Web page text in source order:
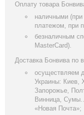
Оплату товара
наличными
платежом, при
безналичным
MasterCard).
Доставка Бонвива по
осуществляем
Украины: Киев,
Запорожье,
Винница,
«Новая Почта»;